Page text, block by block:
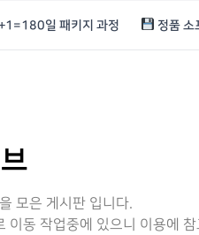
일 패키지 과정 정품 소
을 모은 게시판 입니다.
이동 작업중에 있으니 이용에